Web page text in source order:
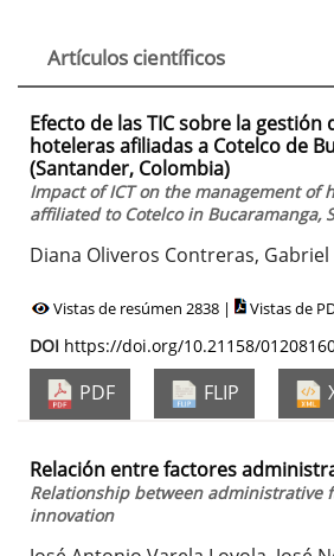
Artículos científicos
Efecto de las TIC sobre la gestión
hoteleras afiliadas a Cotelco de
(Santander, Colombia)
Impact of ICT on the management of
affiliated to Cotelco in Bucaramanga,
Diana Oliveros Contreras,
Vistas de resúmen 2838 | Vistas de
DOI https://doi.org/10.21158/
PDF FLIP
Relación entre factores
Relationship between administrative
innovation